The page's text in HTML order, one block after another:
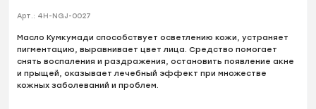
Арт.: 4H-NGJ-0027
Масло Кумкумади способствует осветлению кожи, устраняет
пигментацию, выравнивает цвет лица. Средство помогает
снять воспаления и раздражения, остановить появление акне
и прыщей, оказывает лечебный эффект при множестве
кожных заболеваний и проблем.